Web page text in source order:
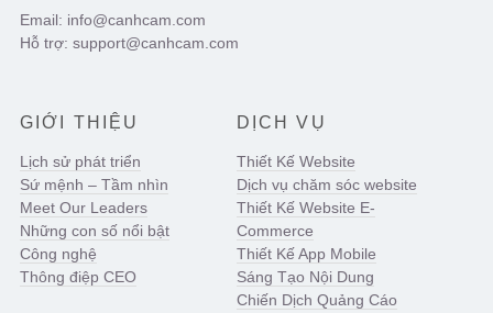
Email: info@canhcam.com
Hỗ trợ: support@canhcam.com
GIỚI THIỆU
Lịch sử phát triển
Sứ mệnh – Tầm nhìn
Meet Our Leaders
Những con số nổi bật
Công nghệ
Thông điệp CEO
DỊCH VỤ
Thiết Kế Website
Dịch vụ chăm sóc website
Thiết Kế Website E-
Commerce
Thiết Kế App Mobile
Sáng Tạo Nội Dung
Chiến Dịch Quảng Cáo